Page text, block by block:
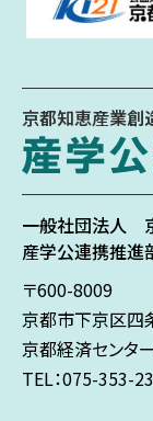
京都知恵産業創
一般社団法人
産学公連携推進
〒600-8009
京都市下京区四
京都経済センタ
TEL：075-353-